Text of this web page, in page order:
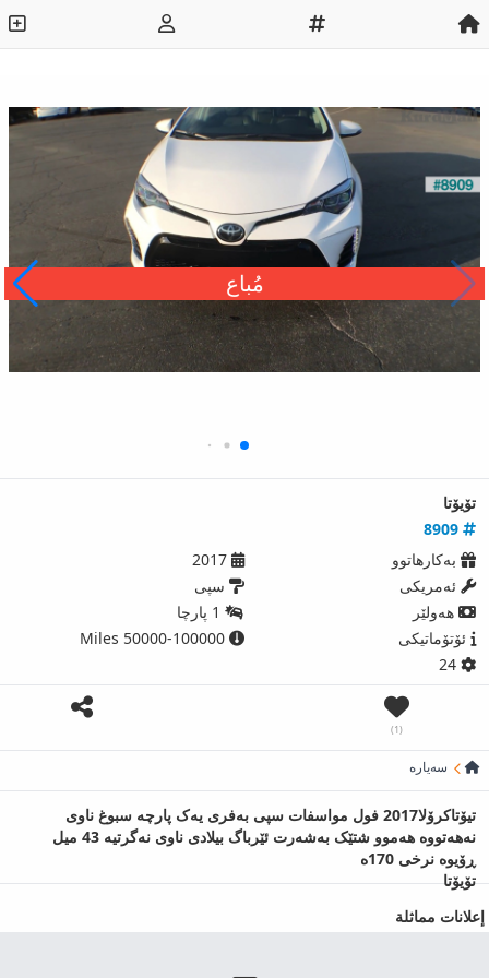
مُباع
تۆیۆتا
بەکارھاتوو
ئەمریكی
سپی
ھەولێر
ئۆتۆماتیکی
(1)
سەیارە
تیۆتاکرۆلا2017 فول مواسفات سپی بەفری یەک پارچە سبوغ ناوی
نەهەتووە هەموو شتێک بەشەرت ئێرباگ بیلادی ناوی نەگرتیە 43 میل
ڕۆیوە نرخی 170ە
تۆیۆتا
إعلانات مماثلة